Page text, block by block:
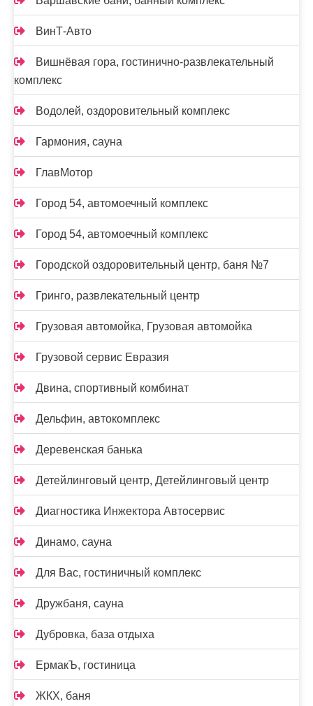
ВинТ-Авто
Вишнёвая гора, гостинично-развлекательный
комплекс
Водолей, оздоровительный комплекс
Гармония, сауна
ГлавМотор
Город 54, автомоечный комплекс
Город 54, автомоечный комплекс
Городской оздоровительный центр, баня №7
Гринго, развлекательный центр
Грузовая автомойка, Грузовая автомойка
Грузовой сервис Евразия
Двина, спортивный комбинат
Дельфин, автокомплекс
Деревенская банька
Детейлинговый центр, Детейлинговый центр
Диагностика Инжектора Автосервис
Динамо, сауна
Для Вас, гостиничный комплекс
Дружбаня, сауна
Дубровка, база отдыха
ЕрмакЪ, гостиница
ЖКХ, баня